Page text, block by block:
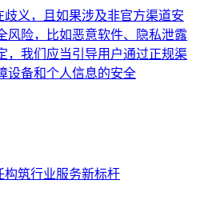
歧义，且如果涉及非官方渠道安
风险，比如恶意软件、隐私泄露
，我们应当引导用户通过正规渠
设备和个人信息的安全
构筑行业服务新标杆